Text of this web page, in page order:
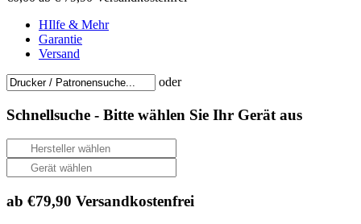
HIlfe & Mehr
Garantie
Versand
oder
Schnellsuche - Bitte wählen Sie Ihr Gerät aus
ab €79,90 Versandkostenfrei